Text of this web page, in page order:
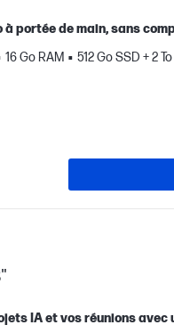
portée de main, sans
16 Go RAM 512 Go SSD + 2
IA et vos réunions avec